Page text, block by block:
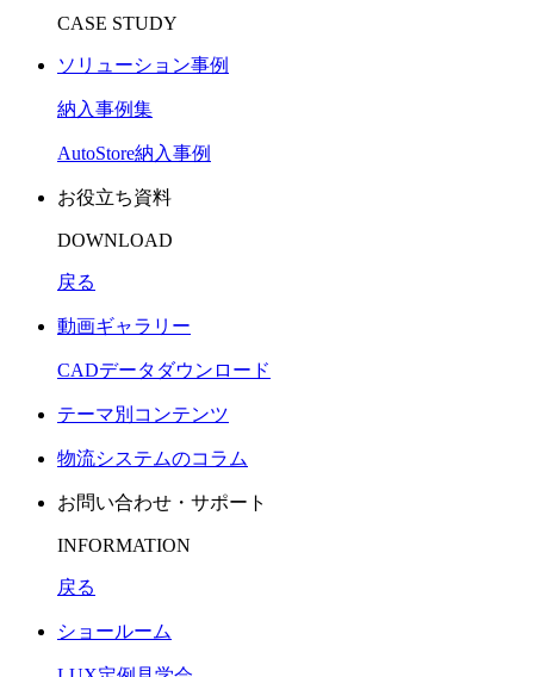
CASE STUDY
ソリューション事例
納入事例集
AutoStore納入事例
お役立ち資料
DOWNLOAD
戻る
動画ギャラリー
CADデータダウンロード
テーマ別コンテンツ
物流システムのコラム
お問い合わせ・サポート
INFORMATION
戻る
ショールーム